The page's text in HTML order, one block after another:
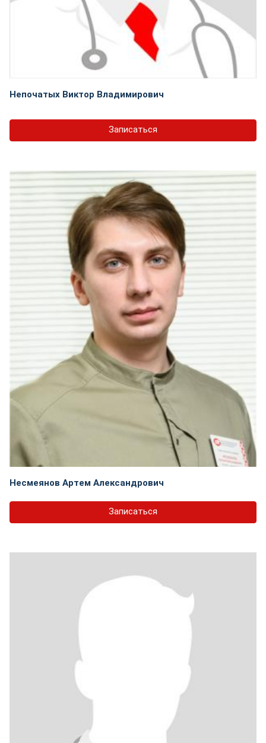
Непочатых Виктор Владимирович
Записаться
Несмеянов Артем Александрович
Записаться